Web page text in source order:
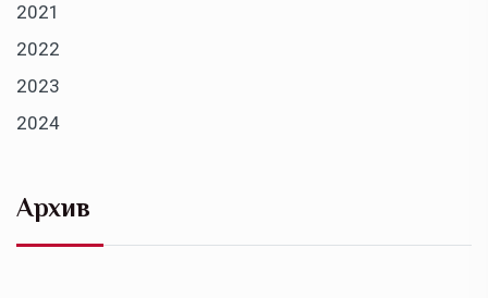
2021
2022
2023
2024
Архив